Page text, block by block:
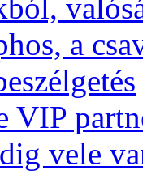
a
VIP
vele